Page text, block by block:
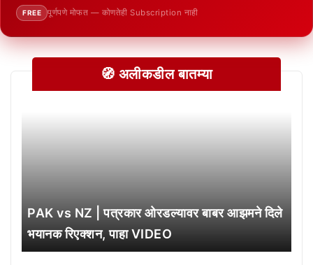
FREE पूर्णपणे मोफत — कोणतेही Subscription नाही
🧭 अलीकडील बातम्या
PAK vs NZ | पत्रकार ओरडल्यावर बाबर आझमने दिले
भयानक रिएक्शन, पाहा VIDEO